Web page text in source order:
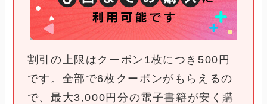
割引の上限はクーポン1枚につき500円
です。全部で6枚クーポンがもらえるの
で、最大3,000円分の電子書籍が安く購